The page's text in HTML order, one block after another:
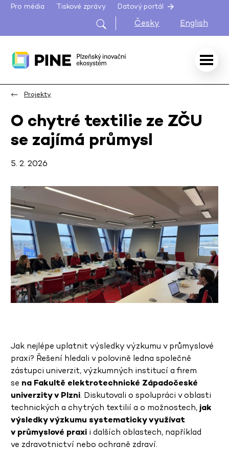
Pro média Tiskové zprávy Datový portál
Česky English
Projekty
O chytré textilie ze ZČU
se zajímá průmysl
5. 2. 2026
Jak nejlépe uplatnit výsledky výzkumu v průmyslové
praxi? Řešení hledali v polovině ledna společně
zástupci univerzit, výzkumných institucí a firem
se na Fakultě elektrotechnické Západočeské
univerzity v Plzni. Diskutovali o spolupráci v oblasti
technických a chytrých textilií a o možnostech, jak
výsledky výzkumu systematicky využívat
v průmyslové praxi i dalších oblastech, například
ve zdravotnictví nebo ochraně zdraví.